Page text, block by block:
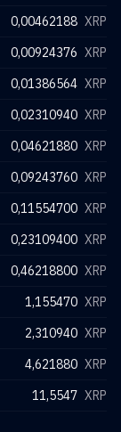
0,00462188 XRP
0,00924376 XRP
0,01386564 XRP
0,02310940 XRP
0,04621880 XRP
0,09243760 XRP
0,11554700 XRP
0,23109400 XRP
0,46218800 XRP
1,155470 XRP
2,310940 XRP
4,621880 XRP
11,5547 XRP